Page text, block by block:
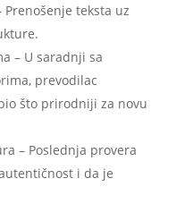
teksta uz
– U saradnji sa
prevodilac
što prirodniji za novu
– Poslednja provera
i da je